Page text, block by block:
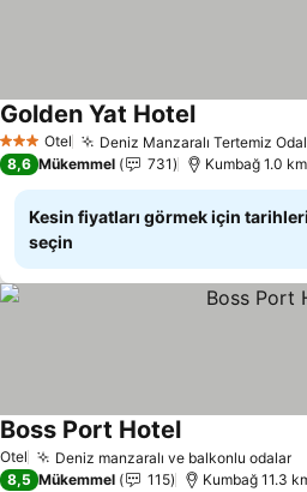
3 YıldızOtel Deniz Manzaralı Tertemiz
Golden Yat Hotel
8,6 Mükemmel 731 Kumbağ 1.0
Kesin fiyatları görmek için tarihleri
seçin
Otel Deniz manzaralı ve balkonlu odalar
Boss Port Hotel
8,5 Mükemmel 115 Kumbağ 11.3